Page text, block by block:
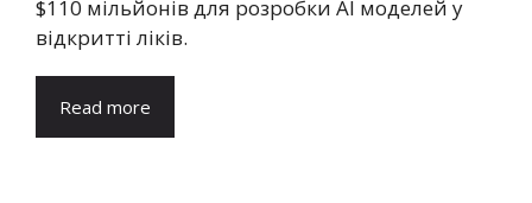
$110 мільйонів для розробки AI моделей у
відкритті ліків.
Read more